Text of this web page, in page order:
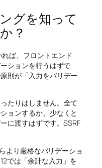
グを知って
？
ば、フロントエンド
ションを行うはずで
則が「入力をバリデー
たりはしません。全て
ョンするか、少なくと
に渡すはずです。SSRF
より厳格なバリデーショ
では「余計な入力」を